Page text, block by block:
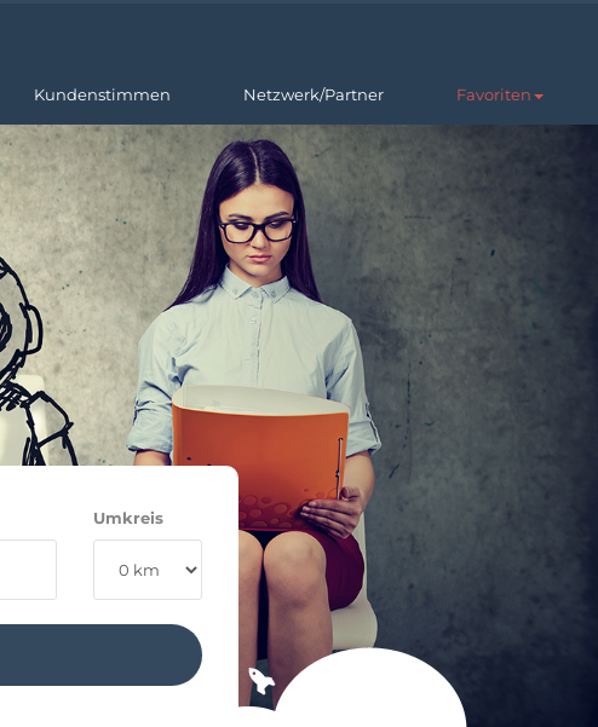
Kundenstimmen Netzwerk/Partner Favoriten
Umkreis